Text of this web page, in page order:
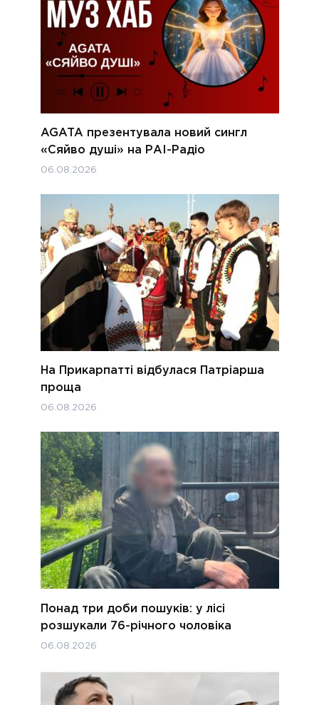
AGATA презентувала новий сингл
«Сяйво душі» на РАІ-Радіо
06.08.2026
На Прикарпатті відбулася Патріарша
проща
06.08.2026
Понад три доби пошуків: у лісі
розшукали 76-річного чоловіка
06.08.2026